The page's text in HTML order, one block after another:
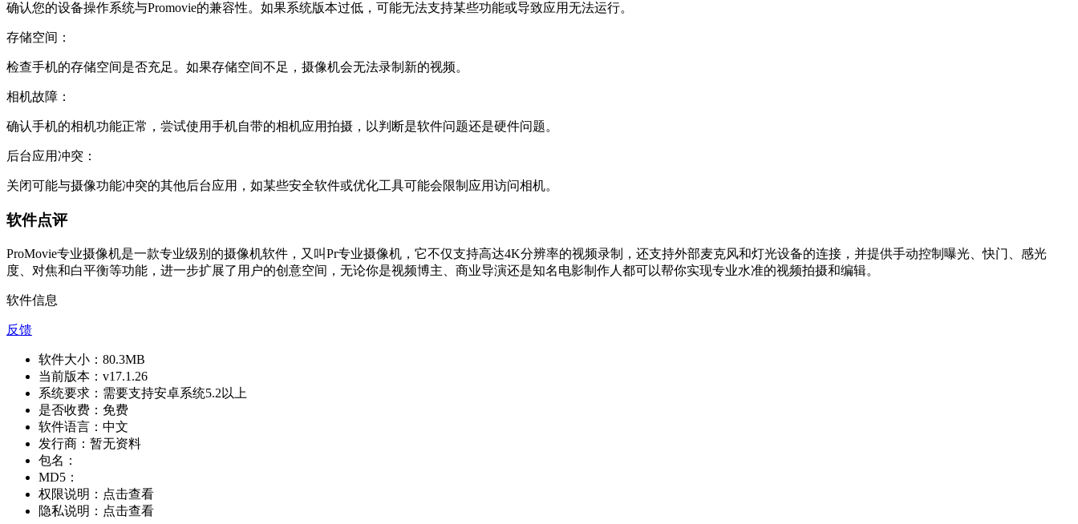
确认您的设备操作系统与Promovie的兼容性。如果系统版本过低，可能无法支持某些功能或导致应用无法运行。
存储空间：
检查手机的存储空间是否充足。如果存储空间不足，摄像机会无法录制新的视频。
相机故障：
确认手机的相机功能正常，尝试使用手机自带的相机应用拍摄，以判断是软件问题还是硬件问题。
后台应用冲突：
关闭可能与摄像功能冲突的其他后台应用，如某些安全软件或优化工具可能会限制应用访问相机。
软件点评
ProMovie专业摄像机是一款专业级别的摄像机软件，又叫Pr专业摄像机，它不仅支持高达4K分辨率的视频录制，还支持外部麦克风和灯光设备的连接，并提供手动控制曝光、快门、感光
度、对焦和白平衡等功能，进一步扩展了用户的创意空间，无论你是视频博主、商业导演还是知名电影制作人都可以帮你实现专业水准的视频拍摄和编辑。
软件信息
反馈
软件大小： 80.3MB
当前版本： v17.1.26
系统要求： 需要支持安卓系统5.2以上
是否收费： 免费
软件语言： 中文
发行商： 暂无资料
包名：
MD5：
权限说明： 点击查看
隐私说明： 点击查看